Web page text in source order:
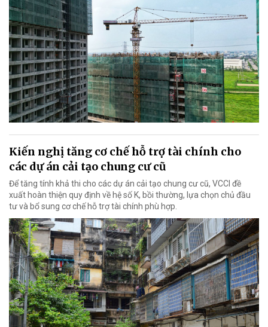
Kiến nghị tăng cơ chế hỗ trợ tài chính cho
các dự án cải tạo chung cư cũ
Để tăng tính khả thi cho các dự án cải tạo chung cư cũ, VCCI đề
xuất hoàn thiện quy định về hệ số K, bồi thường, lựa chọn chủ đầu
tư và bổ sung cơ chế hỗ trợ tài chính phù hợp.